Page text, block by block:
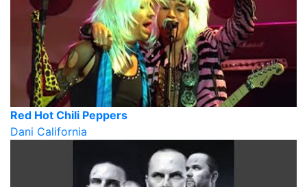
Red Hot Chili Peppers
Dani California